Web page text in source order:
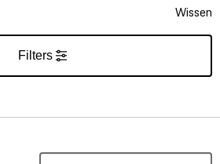
Wissen
Filters